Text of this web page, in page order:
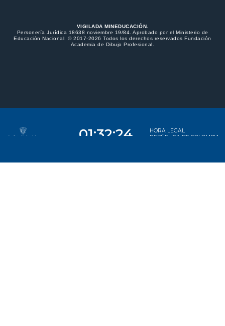
VIGILADA MINEDUCACIÓN.
Personería Jurídica 18638 noviembre 19/84. Aprobado por el Ministerio de
Educación Nacional. © 2017-2026 Todos los derechos reservados Fundación
Academia de Dibujo Profesional.